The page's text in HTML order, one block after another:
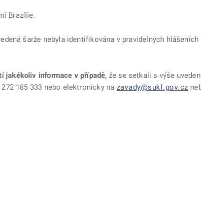
Brazílie.
šarže nebyla identifikována v pravidelných
jakékoliv informace v případě, že se setkali s výše
185 333 nebo elektronicky na zavady@sukl.gov.cz